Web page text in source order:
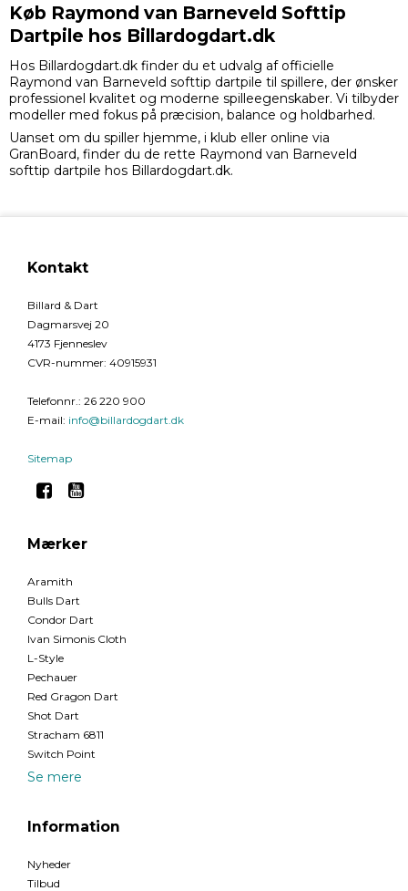
Køb Raymond van Barneveld Softtip
Dartpile hos Billardogdart.dk
Hos Billardogdart.dk finder du et udvalg af officielle
Raymond van Barneveld softtip dartpile til spillere, der ønsker
professionel kvalitet og moderne spilleegenskaber. Vi tilbyder
modeller med fokus på præcision, balance og holdbarhed.
Uanset om du spiller hjemme, i klub eller online via
GranBoard, finder du de rette Raymond van Barneveld
softtip dartpile hos Billardogdart.dk.
Kontakt
Billard & Dart
Dagmarsvej 20
4173 Fjenneslev
CVR-nummer: 40915931
Telefonnr. : 26 220 900
E-mail: info@billardogdart.dk
Sitemap
Mærker
Aramith
Bulls Dart
Condor Dart
Ivan Simonis Cloth
L-Style
Pechauer
Red Gragon Dart
Shot Dart
Stracham 6811
Switch Point
Se mere
Information
Nyheder
Tilbud